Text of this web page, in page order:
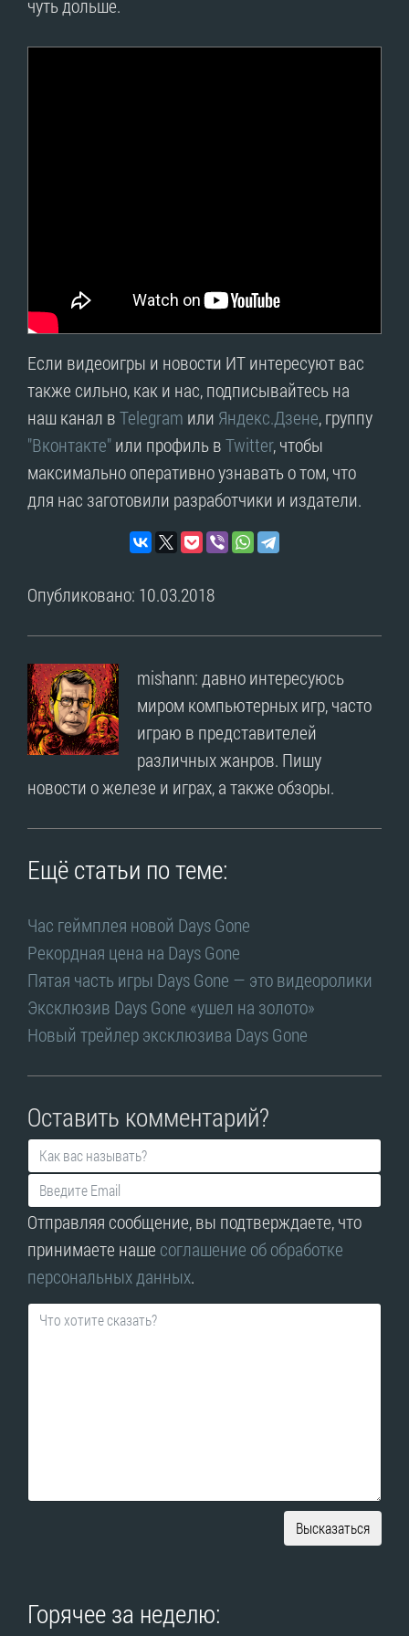
чуть дольше.
Если видеоигры и новости ИТ интересуют вас
также сильно, как и нас, подписывайтесь на
наш канал вTelegram или Яндекс.Дзене, группу
"Вконтакте"или профиль вTwitter, чтобы
максимально оперативно узнавать о том, что
для нас заготовили разработчики и издатели.
Опубликовано: 10.03.2018
mishann: давно интересуюсь
миром компьютерных игр, часто
играю в представителей
различных жанров. Пишу
новости о железе и играх, а также обзоры.
Ещё статьи по теме:
Час геймплея новой Days Gone
Рекордная цена на Days Gone
Пятая часть игры Days Gone — это видеоролики
Эксклюзив Days Gone «ушел на золото»
Новый трейлер эксклюзива Days Gone
Оставить комментарий?
Отправляя сообщение, вы подтверждаете, что
принимаете наше соглашение об обработке
персональных данных.
Высказаться
Горячее за неделю: